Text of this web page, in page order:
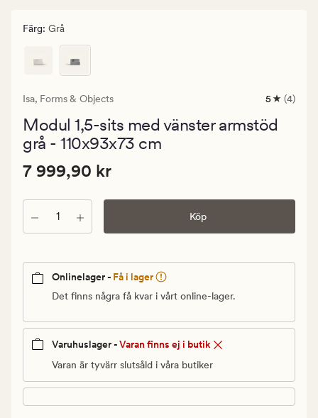
Färg: Grå
Isa, Forms & Objects
4
med
5 (4)
Modul 1,5-sits med vänster armstöd
grå - 110x93x73 cm
Pris
999,90
kr.
Ordinarie
7
999,90
Pris 7 999,90 kr
7 999,90 kr
Antal Köp
Onlinelager - Få i lager
Det finns några få kvar i vårt online-lager.
Varuhuslager -Varan finns ej i butik
Varan är tyvärr slutsåld i våra butiker